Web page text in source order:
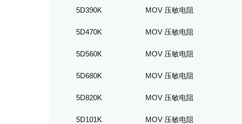
5D390K MOV 压敏电阻
5D470K MOV 压敏电阻
5D560K MOV 压敏电阻
5D680K MOV 压敏电阻
5D820K MOV 压敏电阻
5D101K MOV 压敏电阻